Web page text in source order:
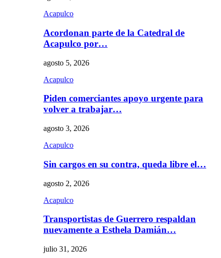
Acapulco
Acordonan parte de la Catedral de
Acapulco por…
agosto 5, 2026
Acapulco
Piden comerciantes apoyo urgente para
volver a trabajar…
agosto 3, 2026
Acapulco
Sin cargos en su contra, queda libre el…
agosto 2, 2026
Acapulco
Transportistas de Guerrero respaldan
nuevamente a Esthela Damián…
julio 31, 2026